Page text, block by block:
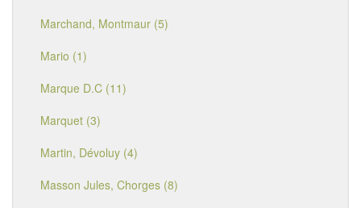
Marchand, Montmaur (5)
Mario (1)
Marque D.C (11)
Marquet (3)
Martin, Dévoluy (4)
Masson Jules, Chorges (8)